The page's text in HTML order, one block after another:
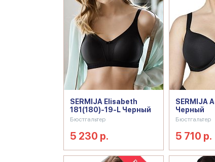
SERMIJA Elisabeth
181(180)-19-L Черный
Бюстгальтер
5 230 р.
SERMIJA
Черный
Бюстгальтер
5 710 р.